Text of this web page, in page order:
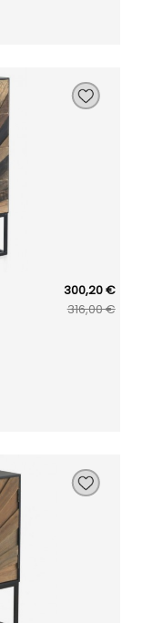
300,20 €
316,00 €